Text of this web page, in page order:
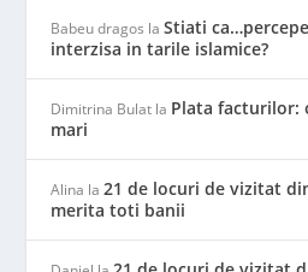
Babeu dragos laStiati
interzisa in tarile islamice?
Dimitrina Bulat la Plata facturilor:
mari
Alina la21 de locuri de vizitat
merita toti banii